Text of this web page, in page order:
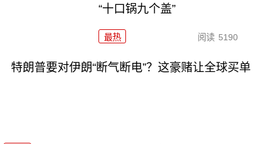
“十口锅九个盖”
最热 阅读 5190
特朗普要对伊朗“断气断电”？这豪赌让全球买单